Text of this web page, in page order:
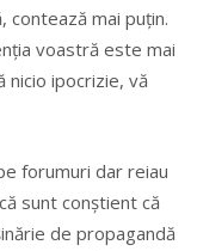
contează mai puțin.
voastră este mai
ipocrizie, vă
forumuri dar reiau
sunt conștient că
de propagandă